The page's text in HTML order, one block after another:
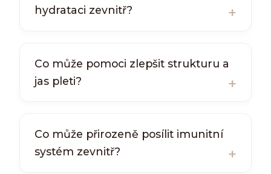
hydrataci zevnitř?
Co může pomoci zlepšit strukturu a
jas pleti?
Co může přirozeně posílit imunitní
systém zevnitř?